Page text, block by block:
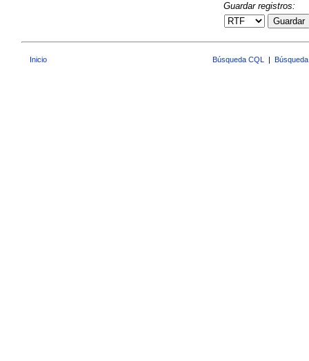
Guardar registros:
Guardar
Inicio Búsqueda CQL